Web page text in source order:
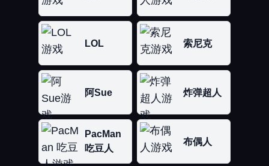
LOL 索尼克
阿Sue 炸弹超人
PacMan
吃豆人
布偶人